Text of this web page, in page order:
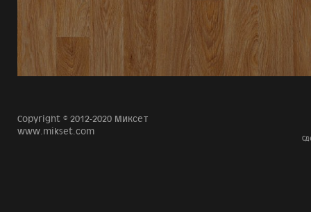
Copyright © 2012-2020 Миксет
www.mikset.com